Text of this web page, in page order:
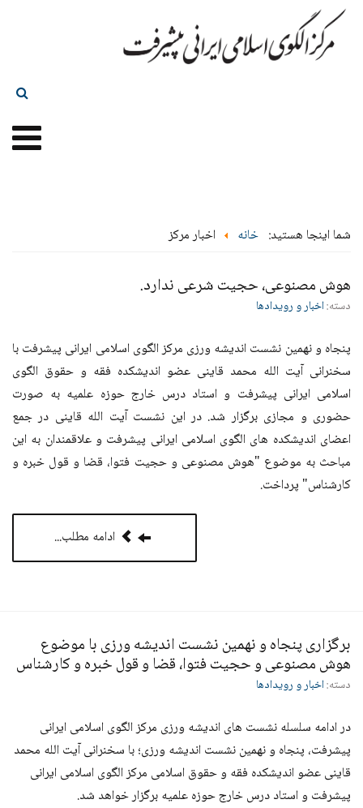
شما اینجا هستید: خانه اخبار مرکز
هوش مصنوعی، حجیت شرعی ندارد.
دسته:اخبار و رویدادها
پنجاه و نهمین نشست اندیشه ورزی مرکز الگوی اسلامی ایرانی پیشرفت با
سخنرانی آیت الله محمد قاینی عضو اندیشکده فقه و حقوق الگوی
اسلامی ایرانی پیشرفت و استاد درس خارج حوزه علمیه به صورت
حضوری و مجازی برگزار شد. در این نشست آیت الله قاینی در جمع
اعضای اندیشکده های الگوی اسلامی ایرانی پیشرفت و علاقمندان به این
مباحث به موضوع "هوش مصنوعی و حجیت فتوا، قضا و قول خبره و
کارشناس" پرداخت‌.
ادامه مطلب...
برگزاری پنجاه و نهمین نشست اندیشه ورزی با موضوع
هوش مصنوعی و حجیت فتوا، قضا و قول خبره و کارشناس
دسته:اخبار و رویدادها
در ادامه سلسله نشست های اندیشه ورزی مرکز الگوی اسلامی ایرانی
پیشرفت، پنجاه و نهمین نشست اندیشه ورزی؛ با سخنرانی آیت الله محمد
قاینی عضو اندیشکده فقه و حقوق اسلامی مرکز الگوی اسلامی ایرانی
پیشرفت و استاد درس خارج حوزه علمیه برگزار خواهد شد.